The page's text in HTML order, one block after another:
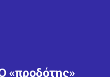
«προδότης»